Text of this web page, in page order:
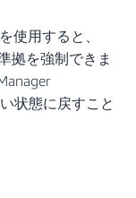
使用すると、
拠を強制できま
状態に戻すこと